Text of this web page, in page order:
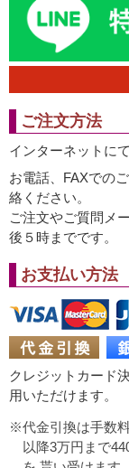
ご注文方法
インターネットに
お電話、FAXでの
絡ください。
ご注文やご質問メ
後５時までです。
お支払い方法
クレジットカード
用いただけます。
代金引換は手数
以降3万円まで